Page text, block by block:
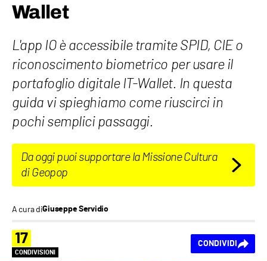
Wallet
L'app IO è accessibile tramite SPID, CIE o
riconoscimento biometrico per usare il
portafoglio digitale IT-Wallet. In questa
guida vi spieghiamo come riuscirci in
pochi semplici passaggi.
Da oggi puoi supportare la Missione Cultura
di Geopop
A cura diGiuseppe Servidio
17
CONDIVISIONI
CONDIVIDI